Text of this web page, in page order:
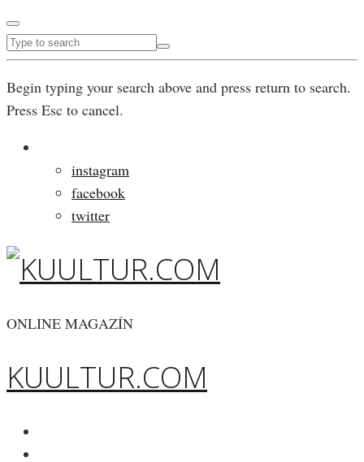
Begin typing your search above and press return to search.
Press Esc to cancel.
instagram
facebook
twitter
ONLINE MAGAZÍN
KUULTUR.COM